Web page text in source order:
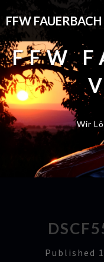
FFW FAUERBACH
FFW
Wir
Published